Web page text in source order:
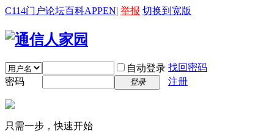
C114门户论坛百科APPEN| 举报 切换到宽版
自动登录 找回密码
密码
登录 注册
只需一步，快速开始